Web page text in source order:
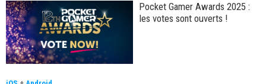
Pocket Gamer Awards 2025 :
les votes sont ouverts !